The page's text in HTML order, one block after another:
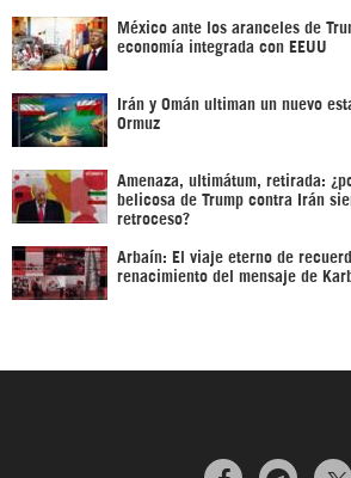
México ante los aranceles de
economía integrada con EEUU
Irán y Omán ultiman un nuevo
Ormuz
Amenaza, ultimátum, retirada:
belicosa de Trump contra Irán
retroceso?
Arbaín: El viaje eterno de
renacimiento del mensaje de